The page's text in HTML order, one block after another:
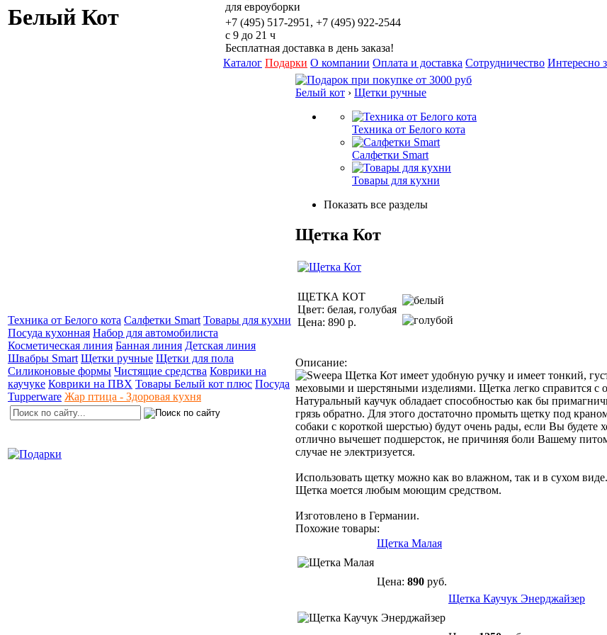
Белый Кот
для евроуборки
+7 (495) 517-2951, +7 (495) 922-2544
с 9 до 21 ч
Бесплатная доставка в день заказа!
Каталог Подарки О компании Оплата и доставка Сотрудничество Интересно
Техника от Белого кота Салфетки Smart Товары для кухни
Посуда кухонная Набор для автомобилиста
Косметическая линия Банная линия Детская линия
Швабры Smart Щетки ручные Щетки для пола
Силиконовые формы Чистящие средства Коврики на
каучуке Коврики на ПВХ Товары Белый кот плюс Посуда
Tupperware Жар птица - Здоровая кухня
Белый кот › Щетки ручные
Техника от Белого кота
Салфетки Smart
Товары для кухни
Показать все разделы
Щетка Кот
ЩЕТКА КОТ
Цвет: белая, голубая
Цена: 890 р.
Описание:
Щетка Кот имеет удобную ручку и имеет тонкий,
меховыми и шерстяными изделиями. Щетка легко справится
Натуральный каучук обладает способностью как бы
грязь обратно. Для этого достаточно промыть щетку под
собаки с короткой шерстью) будут очень рады, если Вы
отлично вычешет подшерсток, не причиняя боли Вашему
случае не электризуется.
Использовать щетку можно как во влажном, так и в сухом виде.
Щетка моется любым моющим средством.
Изготовлено в Германии.
Похожие товары:
Щетка Малая
Цена: 890 руб.
Щетка Каучук Энерджайзер